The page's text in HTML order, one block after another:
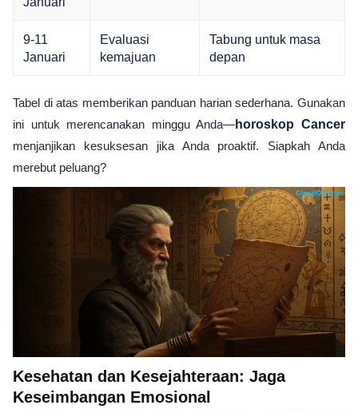
9-11
Januari
Evaluasi
kemajuan
Tabung untuk masa
depan
Tabel di atas memberikan panduan harian sederhana. Gunakan
ini untuk merencanakan minggu Anda—horoskop Cancer
menjanjikan kesuksesan jika Anda proaktif. Siapkah Anda
merebut peluang?
Kesehatan dan Kesejahteraan: Jaga
Keseimbangan Emosional